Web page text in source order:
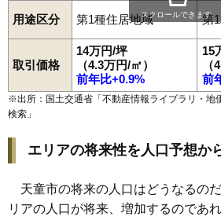
用途区分 第1種住居地域 第
取引価格
14万円/坪
（4.3万円/㎡）
前年比+0.9%
15
（
前
スクロールできます
※出所：国土交通省「不動産情報ライブラリ・地
検索 」
エリアの将来性を人口予想か
天童市の将来の人口はどうなるの
リアの人口が将来、増加するのであ